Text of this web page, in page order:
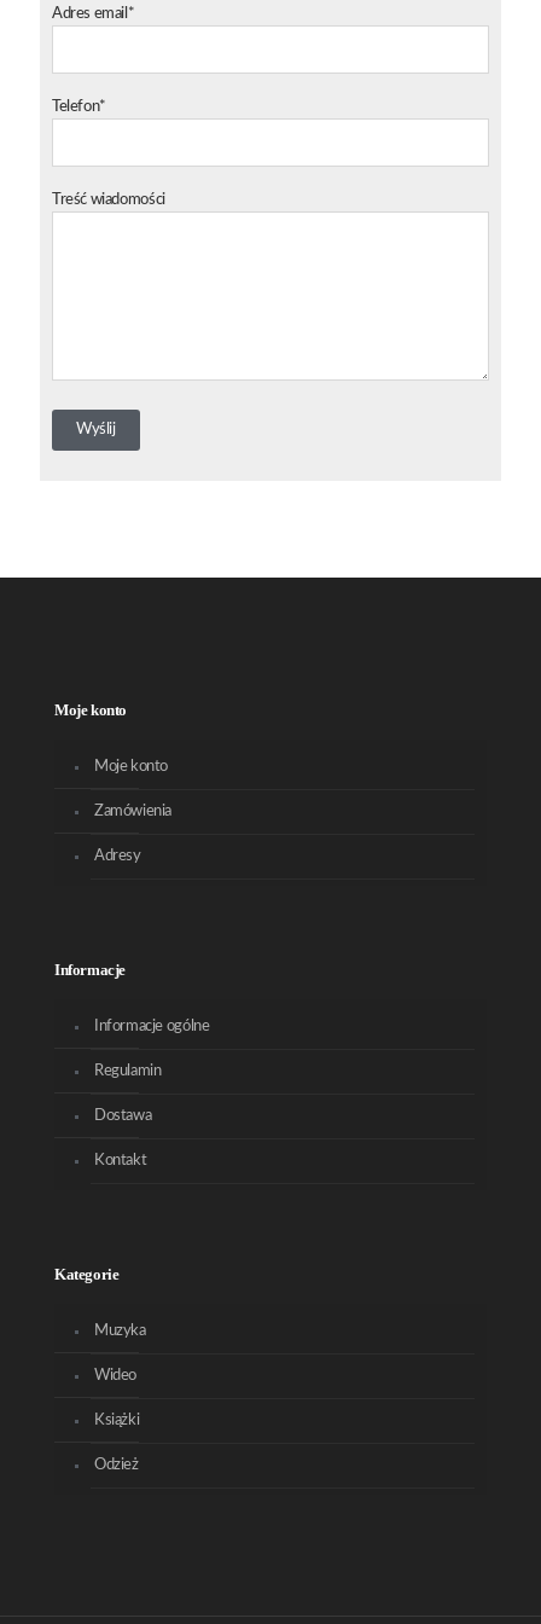
Adres email*
Telefon*
Treść wiadomości
Moje konto
Moje konto
Zamówienia
Adresy
Informacje
Informacje ogólne
Regulamin
Dostawa
Kontakt
Kategorie
Muzyka
Wideo
Książki
Odzież